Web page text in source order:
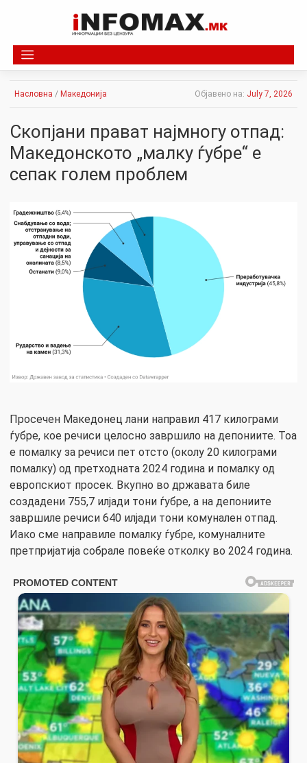
Насловна / Македонија Објавено на: July 7, 2026
Скопјани прават најмногу отпад:
Македонското „малку ѓубре“ е
сепак голем проблем
Просечен Македонец лани направил 417 килограми
ѓубре, кое речиси целосно завршило на депониите. Тоа
е помалку за речиси пет отсто (околу 20 килограми
помалку) од претходната 2024 година и помалку од
европскиот просек. Вкупно во државата биле
создадени 755,7 илјади тони ѓубре, а на депониите
завршиле речиси 640 илјади тони комунален отпад.
Иако сме направиле помалку ѓубре, комуналните
претпријатија собрале повеќе отколку во 2024 година.